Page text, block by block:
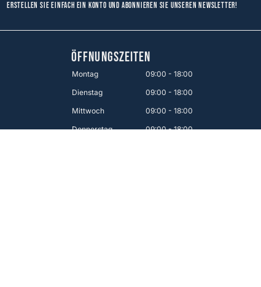
Erstellen Sie einfach ein Konto und abonnieren Sie unseren Newsletter!
ÖFFNUNGSZEITEN
Montag
09:00 - 18:00
Dienstag
09:00 - 18:00
Mittwoch
09:00 - 18:00
Donnerstag
09:00 - 18:00